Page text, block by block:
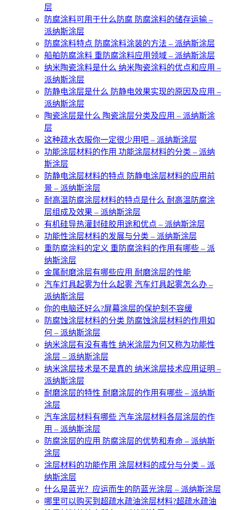
层
防腐涂料可用于什么防腐 防腐涂料的储存运输 –
派纳斯涂层
防腐涂料特点 防腐涂料涂装的方法 – 派纳斯涂层
船舶防腐涂料 重防腐涂料应用领域 – 派纳斯涂层
纳米陶瓷涂料是什么 纳米陶瓷涂料的优点和应用 –
派纳斯涂层
防静电涂层是什么 防静电效果实现的原因及应用 –
派纳斯涂层
陶瓷涂层是什么 陶瓷涂层分类及应用 – 派纳斯涂
层
这种疏水衣服你一定很少用吧 – 派纳斯涂层
功能涂层材料的作用 功能涂层材料的分类 – 派纳
斯涂层
防静电涂层材料的特点 防静电涂层材料的应用前
景 – 派纳斯涂层
耐高温防腐涂层材料的特点是什么 耐高温防腐涂
层组成及效果 – 派纳斯涂层
有机硅导热灌封硅胶用途和优点 – 派纳斯涂层
功能性涂层材料的发展与分类 – 派纳斯涂层
重防腐涂料的定义 重防腐涂料的作用有哪些 – 派
纳斯涂层
金属耐磨涂层有哪些应用 耐磨涂层的性能
汽车灯具起雾为什么起雾 汽车灯具起雾怎么办 –
派纳斯涂层
你的电脑还好么?屏幕涂层的保护刻不容缓
防腐蚀涂层材料的分类 防腐蚀涂层材料的作用如
何 – 派纳斯涂层
纳米涂层有没有毒性 纳米涂层为何又称为功能性
涂层 – 派纳斯涂层
纳米涂层技术是不是真的 纳米涂层技术应用证明 –
派纳斯涂层
耐磨涂层的特性 耐磨涂层的作用有哪些 – 派纳斯
涂层
汽车涂层材料有哪些 汽车涂层材料各层涂层的作
用 – 派纳斯涂层
防腐涂层的应用 防腐涂层的优势和寿命 – 派纳斯
涂层
涂层材料的功能作用 涂层材料的成分与分类 – 派
纳斯涂层
什么是蓝光？应运而生的防蓝光涂层 – 派纳斯涂层
哪里可以购买到超疏水疏油涂层材料?超疏水疏油